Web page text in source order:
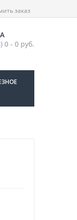
заказ
0 - 0 руб.